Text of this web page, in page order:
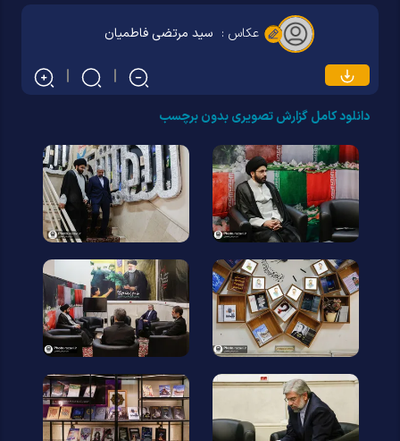
عکاس : سید مرتضی فاطمیان
دانلود کامل گزارش تصویری بدون برچسب